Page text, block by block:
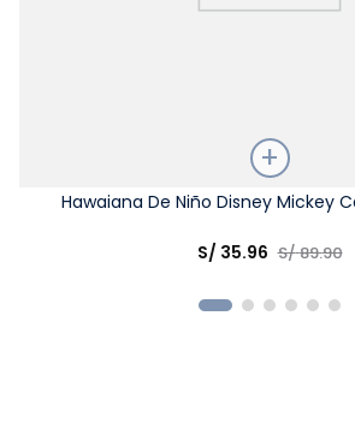
Hawaiana De Niño Disney Mickey
S/ 35.96 S/89.90